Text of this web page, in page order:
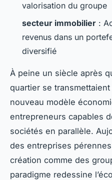
valorisation du groupe
secteur immobilier :
revenus dans un
diversifié
À peine un siècle après
quartier se
nouveau modèle
entrepreneurs capables
sociétés en parallèle.
des entreprises
création comme des
paradigme redessine